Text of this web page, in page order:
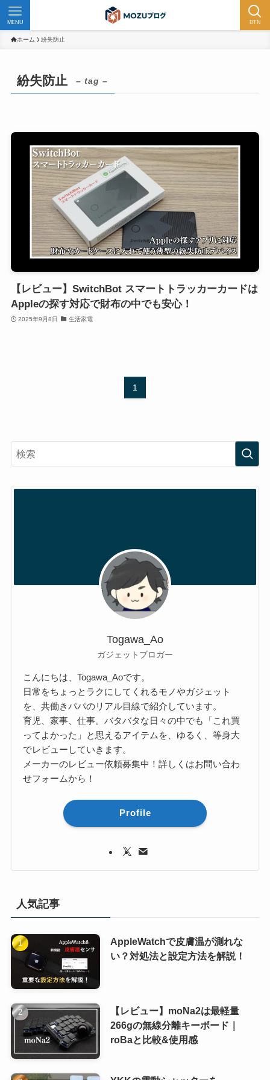
BTN
MENU
ホーム 紛失防止
紛失防止 – tag –
【レビュー】SwitchBot スマートトラッカーカードは
Appleの探す対応で財布の中でも安心！
2025年9月8日 生活家電
1
Togawa_Ao
ガジェットブロガー
こんにちは、Togawa_Aoです。
日常をちょっとラクにしてくれるモノやガジェット
を、共働きパパのリアル目線で紹介しています。
育児、家事、仕事。バタバタな日々の中でも「これ買
ってよかった」と思えるアイテムを、ゆるく、等身大
でレビューしていきます。
メーカーのレビュー依頼募集中！詳しくはお問い合わ
せフォームから！
Profile
人気記事
AppleWatchで皮膚温が測れな
い？対処法と設定方法を解説！
【レビュー】moNa2は最軽量
266gの無線分離キーボード｜
roBaと比較&使用感